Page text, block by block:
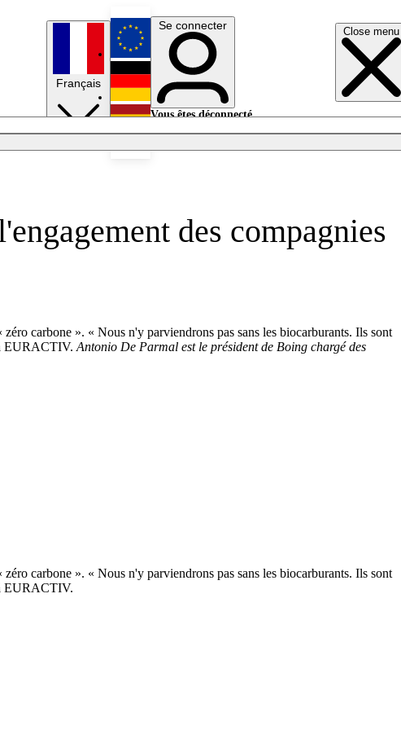
Close menu
Français
English
Deutsch
Se connecter
Vous êtes déconnecté.
des compagnies
carbone ». « Nous n'y parviendrons pas sans les biocarburants. Ils sont
EURACTIV. Antonio De Parmal est le président de Boing chargé des
carbone ». « Nous n'y parviendrons pas sans les biocarburants. Ils sont
EURACTIV.